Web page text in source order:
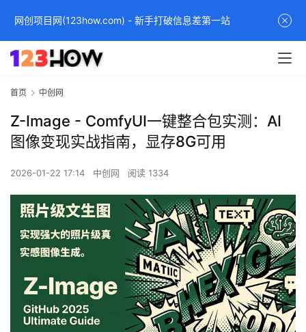
首页 中创网
Z-Image - ComfyUI一键整合包实测：AI
图像变现实战指南，显存8G可用
2026-01-22 17:14 中创网 阅读 1334
网创项目网(123how.com) - 新手打破信息差第一站